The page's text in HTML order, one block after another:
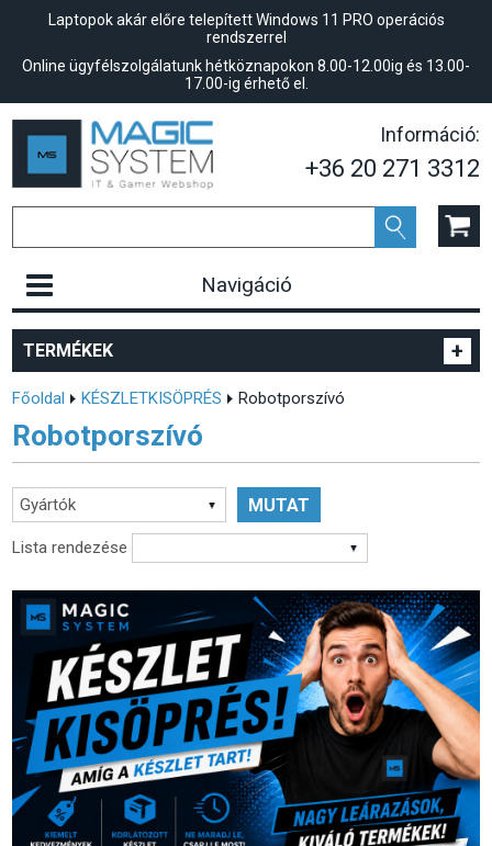
Laptopok akár előre telepített Windows 11 PRO operációs
rendszerrel
Online ügyfélszolgálatunk hétköznapokon 8.00-12.00ig és 13.00-
17.00-ig érhető el.
Információ:
+36 20 271 3312
Navigáció
TERMÉKEK +
Főoldal KÉSZLETKISÖPRÉS Robotporszívó
Robotporszívó
Gyártók
Lista rendezése